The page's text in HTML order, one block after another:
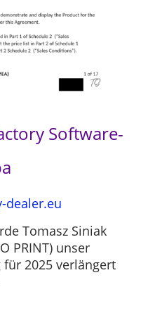
Software-
dealer.eu
Tomasz Siniak
PRINT) unser
2025 verlängert